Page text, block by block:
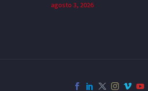
agosto 3, 2026